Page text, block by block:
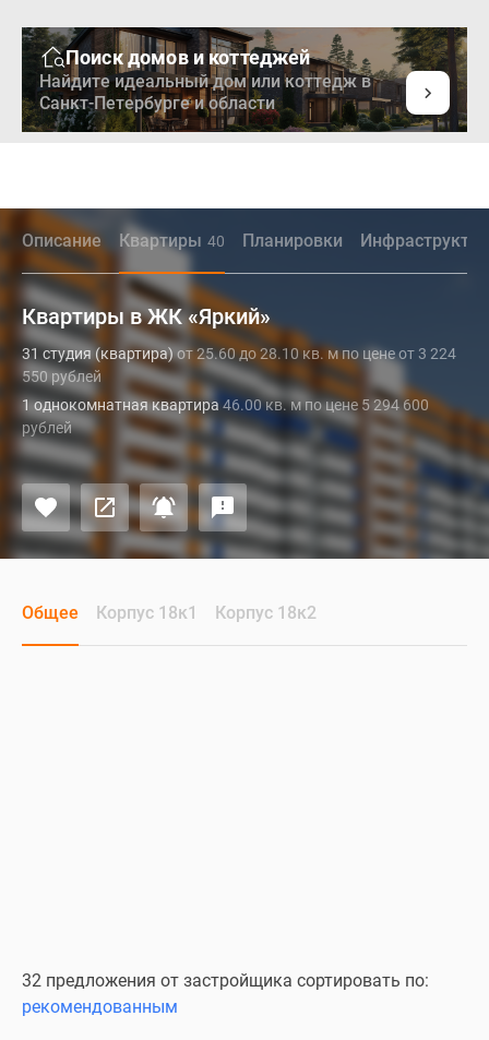
Поиск домов и коттеджей
Найдите идеальный дом или коттедж в
Санкт-Петербурге и области
Описание Квартиры 40 Планировки
Квартиры в ЖК «Яркий»
31 студия (квартира)от 25.60 до 28.10 кв. м по цене от 3 224
550 рублей
1 однокомнатная квартира 46.00 кв. м по цене 5 294 600
рублей
Общее Корпус 18к1 Корпус 18к2
32 предложения от застройщика сортировать по:
рекомендованным